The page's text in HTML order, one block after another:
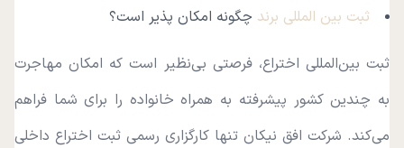
ثبت بین المللی برند چگونه امکان پذیر است؟
ثبت بین‌المللی اختراع، فرصتی بی‌نظیر است که امکان مهاجرت
به چندین کشور پیشرفته به همراه خانواده را برای شما فراهم
می‌کند. شرکت افق نیکان تنها کارگزاری رسمی ثبت اختراع داخلی